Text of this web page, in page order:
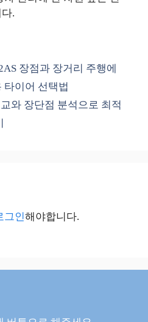
.
장점과 장거리 주행에
타이어 선택법
와 장단점 분석으로 최적
그인해야합니다.